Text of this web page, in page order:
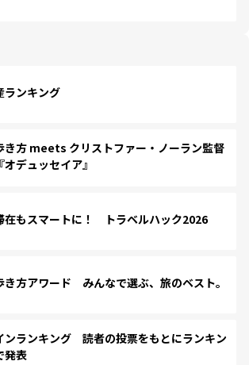
ランキング
き方 meets クリストファー・ノーラン監督
デュッセイア』
在もスマートに！ トラベルハック2026
き方アワード みんなで選ぶ、旅のベスト。
ンランキング 読者の投票をもとにランキン
発表